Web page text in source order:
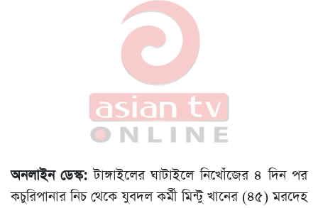
অনলাইন ডেস্ক:টাঙ্গাইলের ঘাটাইলে নিখোঁজের ৪ দিন পর
কচুরিপানার নিচ থেকে যুবদল কর্মী মিন্টু খানের (৪৫) মরদেহ